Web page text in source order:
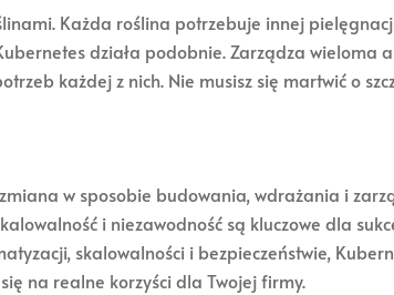
Każda roślina potrzebuje innej
działa podobnie. Zarządza
każdej z nich. Nie musisz się martwić o
w sposobie budowania, wdrażania i
i niezawodność są kluczowe dla
skalowalności i bezpieczeństwie,
na realne korzyści dla Twojej firmy.